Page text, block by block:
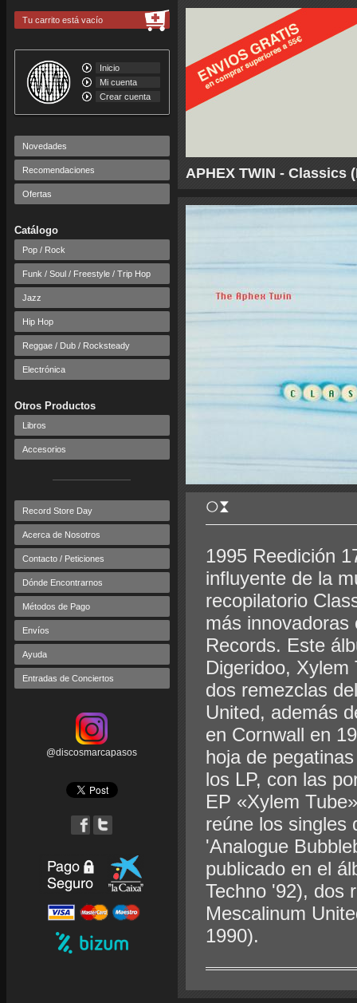
APHEX TWIN - Classics
Tu carrito está vacío
Inicio
Mi cuenta
Crear cuenta
Novedades
Recomendaciones
Ofertas
Catálogo
Pop / Rock
Funk / Soul / Freestyle / Trip Hop
Jazz
Hip Hop
Reggae / Dub / Rocksteady
Electrónica
Otros Productos
Libros
Accesorios
Record Store Day
Acerca de Nosotros
Contacto / Peticiones
Dónde Encontrarnos
Métodos de Pago
Envíos
Ayuda
Entradas de Conciertos
@discosmarcapasos
1995 Reedición
influyente de la
recopilatorio
más innovadoras
Records. Este
Digeridoo,
dos remezclas
United, además
en Cornwall en
hoja de
los LP, con las
EP «Xylem
reúne los singles
'Analogue
publicado en el
Techno '92), dos
Mescalinum
1990).